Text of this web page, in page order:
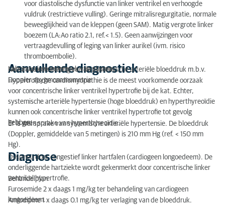
voor diastolische dysfunctie van linker ventrikel en verhoogde
vuldruk (restrictieve vulling). Geringe mitralisregurgitatie, normale
beweeglijkheid van de kleppen (geen SAM). Matig vergrote linker
boezem (LA:Ao ratio 2.1, ref.< 1.5). Geen aanwijzingen voor
vertraagdevulling of leging van linker aurikel (ivm. risico
thromboembolie).
Aanvullende diagnostiek
Laboratoriumonderzoek van plasma.
Niet invasieve meting van de systemische arteriële bloeddruk m.b.v.
Doppler spygmonamometrie
Hypertrofische cardiomyopathie is de meest voorkomende oorzaak
voor concentrische linker ventrikel hypertrofie bij de kat. Echter,
systemische arteriële hypertensie (hoge bloeddruk) en hyperthyreoïdie
kunnen ook concentrische linker ventrikel hypertrofie tot gevolg
hebben.
Er is geen sprake van hyperthyreoïdie.
Er is wel sprake van systemische arteriële hypertensie. De bloeddruk
(Doppler, gemiddelde van 5 metingen) is 210 mm Hg (ref. < 150 mm
Hg).
Diagnose
Dyspneu door congestief linker hartfalen (cardiogeen longoedeem). De
onderliggende hartziekte wordt gekenmerkt door concentrische linker
ventrikel hypertrofie.
Behandelplan
Furosemide 2 x daags 1 mg/kg ter behandeling van cardiogeen
longoedeem.
Amlodipine 1 x daags 0.1 mg/kg ter verlaging van de bloeddruk.